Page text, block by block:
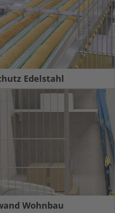
Edelstahl
Wohnbau